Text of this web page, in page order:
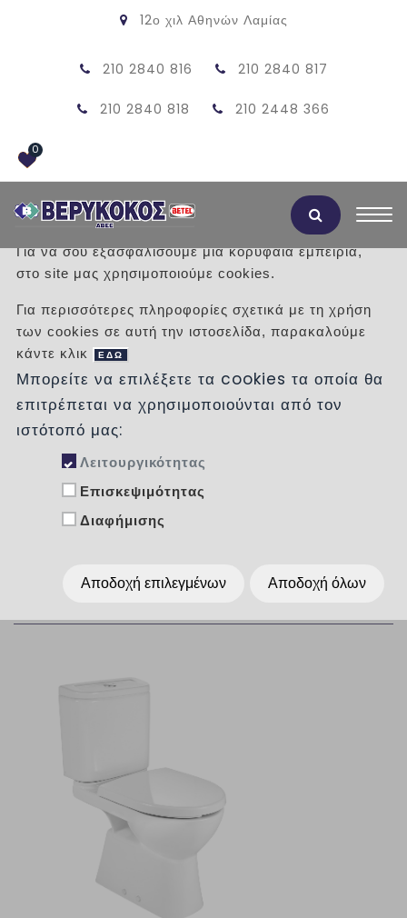
12ο χιλ Αθηνών Λαμίας
210 2840 816 210 2840 817
210 2840 818 210 2448 366
0
/ Προϊόντα / ΕΙΔΗ ΥΓΙΕΙΝΗΣ
Κατηγορίες
Δημοφιλή
Εμφάνιση : 15 Per Page
Αποδοχή Cookies
Για να σου εξασφαλίσουμε μια κορυφαία εμπειρία,
στο site μας χρησιμοποιούμε cookies.
Για περισσότερες πληροφορίες σχετικά με τη χρήση
των cookies σε αυτή την ιστοσελίδα, παρακαλούμε
κάντε κλικ
ΕΔΩ
Μπορείτε να επιλέξετε τα cookies τα οποία θα
επιτρέπεται να χρησιμοποιούνται από τον
ιστότοπό μας:
Λειτουργικότητας
Επισκεψιμότητας
Διαφήμισης
Αποδοχή επιλεγμένων Αποδοχή όλων